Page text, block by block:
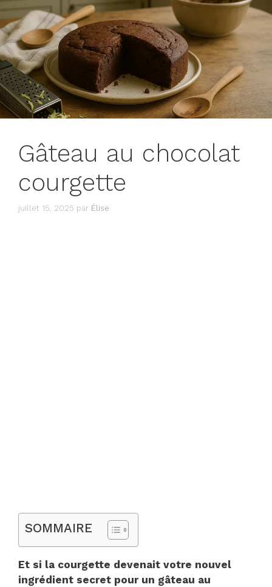
Gâteau au chocolat
courgette
juillet 15, 2025 par Élise
SOMMAIRE
Et si la courgette devenait votre nouvel
ingrédient secret pour un gâteau au